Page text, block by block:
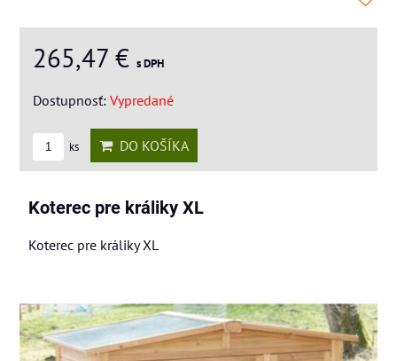
265,47 € s DPH
Dostupnosť: Vypredané
ks DO KOŠÍKA
Koterec pre králiky XL
Koterec pre králiky XL